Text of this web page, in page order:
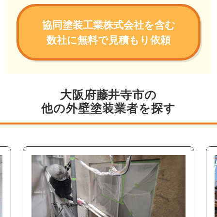
協同塗装工業株式会社を含む
数社に無料で見積もり依頼
大阪府藤井寺市の
他の外壁塗装業者を探す